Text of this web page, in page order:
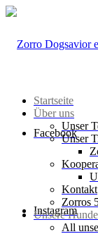
Facebook
Instagram
Startseite
Über uns
Unser
Unser
Kontakt
Zorros
Unsere Hunde
All